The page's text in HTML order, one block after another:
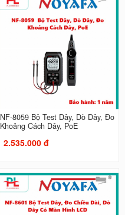
NF-8059 Bộ Test Dây, Dò Dây, Đo
Khoảng Cách Dây, PoE
2.535.000 đ